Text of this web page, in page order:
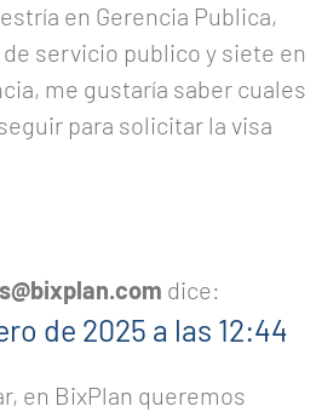
en Gerencia Publica,
servicio publico y siete en
me gustaría saber cuales
para solicitar la visa
dice:
de 2025 a las 12:44
en BixPlan queremos